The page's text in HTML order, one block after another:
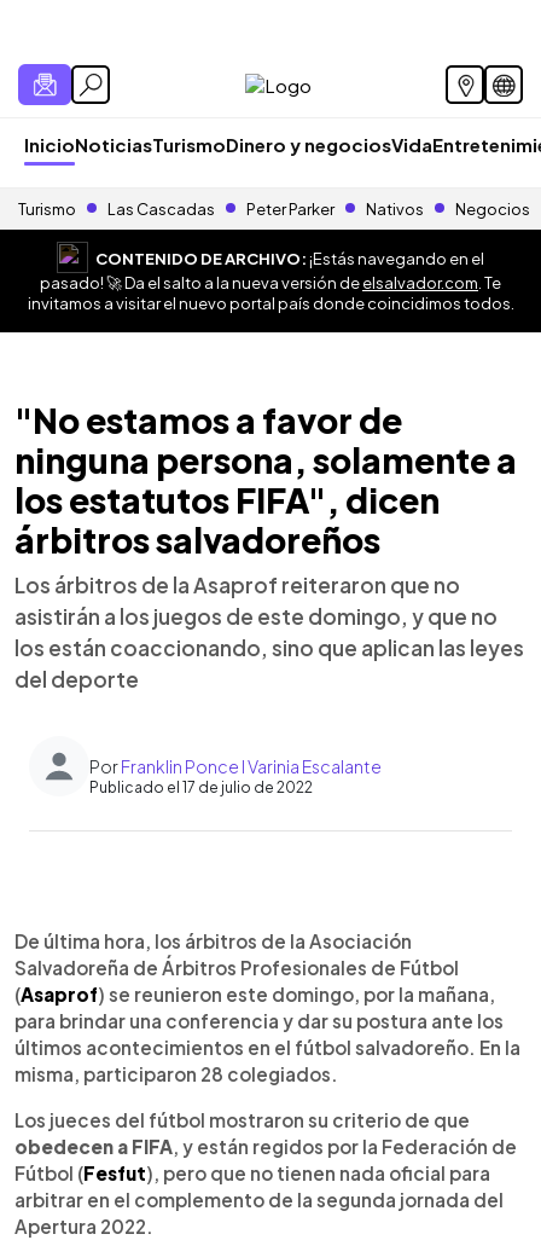
InicioNoticiasTurismoDinero y negociosVida
Turismo Las Cascadas Peter Parker Nativos Negocios
CONTENIDO DE ARCHIVO:¡Estás navegando en el
pasado! 🚀 Da el salto a la nueva versión deelsalvador.com . Te
invitamos a visitar el nuevo portal país donde coincidimos todos.
"No estamos a favor de
ninguna persona, solamente a
los estatutos FIFA", dicen
árbitros salvadoreños
Los árbitros de la Asaprof reiteraron que no
asistirán a los juegos de este domingo, y que no
los están coaccionando, sino que aplican las leyes
del deporte
PorFranklin Ponce l Varinia Escalante
Publicado el 17 de julio de 2022
► Escuchar artículo
De última hora, los árbitros de la Asociación
Salvadoreña de Árbitros Profesionales de Fútbol
(Asaprof) se reunieron este domingo, por la mañana,
para brindar una conferencia y dar su postura ante los
últimos acontecimientos en el fútbol salvadoreño. En la
misma, participaron 28 colegiados.
Los jueces del fútbol mostraron su criterio de que
obedecen a FIFA, y están regidos por la Federación de
Fútbol (Fesfut), pero que no tienen nada oficial para
arbitrar en el complemento de la segunda jornada del
Apertura 2022.